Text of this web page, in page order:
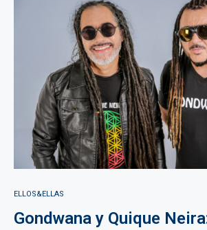
ELLOS&ELLAS
Gondwana y Quique